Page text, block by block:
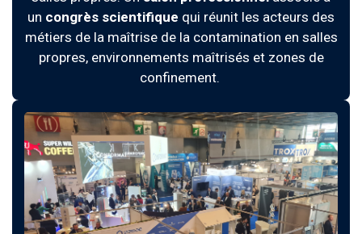
un congrès scientifique qui réunit les acteurs des
métiers de la maîtrise de la contamination en salles
propres, environnements maîtrisés et zones de
confinement.